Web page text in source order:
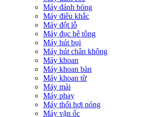
Máy đánh bóng
Máy điêu khắc
Máy đột lỗ
Máy đục bê tông
Máy hút bụi
Máy hút chân không
Máy khoan
Máy khoan bàn
Máy khoan từ
Máy mài
Máy phay
Máy thổi hơi nóng
Máy vặn ốc